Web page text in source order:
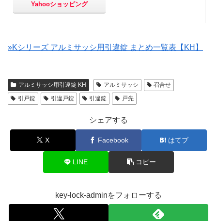
Yahooショッピング
»Kシリーズ アルミサッシ用引違錠 まとめ一覧表【KH】
アルミサッシ用引違錠 KH アルミサッシ
召合せ
引戸錠
引違戸錠 引違錠 戸先
シェアする
X Facebook はてブ
LINE コピー
key-lock-adminをフォローする